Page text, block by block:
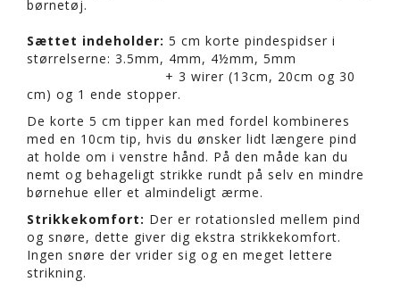
børnetøj.
Sættet indeholder: 5 cm korte pindespidser i
størrelserne: 3.5mm, 4mm, 4½mm, 5mm
+ 3 wirer (13cm, 20cm og 30
cm) og 1 ende stopper.
De korte 5 cm tipper kan med fordel kombineres
med en 10cm tip, hvis du ønsker lidt længere pind
at holde om i venstre hånd. På den måde kan du
nemt og behageligt strikke rundt på selv en mindre
børnehue eller et almindeligt ærme.
Strikkekomfort: Der er rotationsled mellem pind
og snøre, dette giver dig ekstra strikkekomfort.
Ingen snøre der vrider sig og en meget lettere
strikning.